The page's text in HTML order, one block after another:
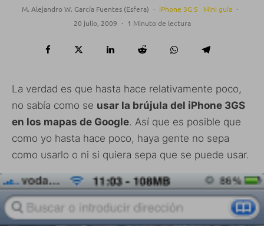
M. Alejandro W. García Fuentes (Esfera) · iPhone 3G S Mini guía ·
20 julio, 2009 · 1 Minuto de lectura
La verdad es que hasta hace relativamente poco,
no sabía como se usar la brújula del iPhone 3GS
en los mapas de Google. Así que es posible que
como yo hasta hace poco, haya gente no sepa
como usarlo o ni si quiera sepa que se puede usar.